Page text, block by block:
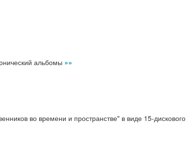
альбомы »»
во времени и пространстве" в виде 15-дискового